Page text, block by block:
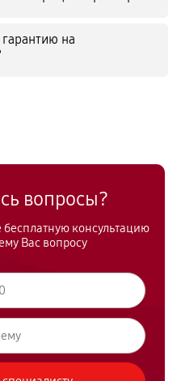
на
вопросы?
бесплатную консультацию
Вас вопросу